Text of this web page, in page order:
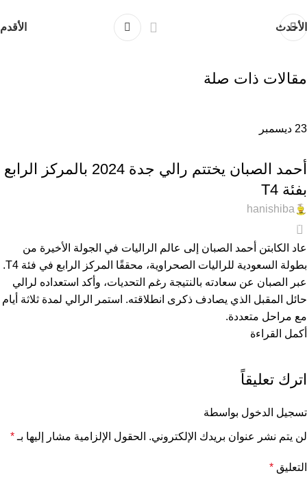
الأحدث الأقدم
مقالات ذات صلة
23 ديسمبر
أحمد الصبان يختتم رالي جدة 2024 بالمركز الرابع
بفئة T4
hanishiba
0
عاد الكابتن أحمد الصبان إلى عالم الراليات في الجولة الأخيرة من
بطولة السعودية للراليات الصحراوية، محققًا المركز الرابع في فئة T4.
عبر الصبان عن سعادته بالنتيجة رغم التحديات، وأكد استعداده لرالي
حائل المقبل الذي يصادف ذكرى انطلاقته. استمر الرالي لمدة ثلاثة أيام
مع مراحل متعددة.
أكمل القراءة
اترك تعليقاً
تسجيل الدخول بواسطة
لن يتم نشر عنوان بريدك الإلكتروني. الحقول الإلزامية مشار إليها بـ *
التعليق *